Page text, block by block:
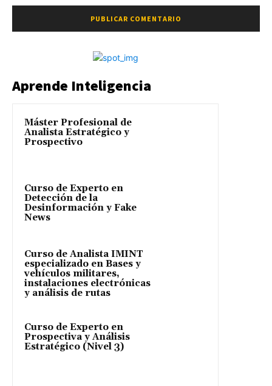
Aprende Inteligencia
Máster Profesional de
Analista Estratégico y
Prospectivo
Curso de Experto en
Detección de la
Desinformación y Fake
News
Curso de Analista IMINT
especializado en Bases y
vehículos militares,
instalaciones electrónicas
y análisis de rutas
Curso de Experto en
Prospectiva y Análisis
Estratégico (Nivel 3)